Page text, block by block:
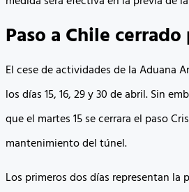
Paso a Chile
El cese de actividades de la Aduana
los días 15, 16, 29 y 30 de abril. Sin
que el martes 15 se cerrara el paso
mantenimiento del túnel.
Los primeros dos días representan la